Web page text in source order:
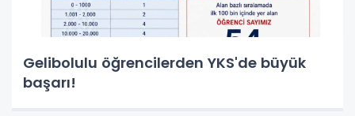
Gelibolulu öğrencilerden YKS'de büyük
başarı!